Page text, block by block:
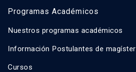
Programas Académicos
Nuestros programas académicos
Información Postulantes de magíster
Cursos